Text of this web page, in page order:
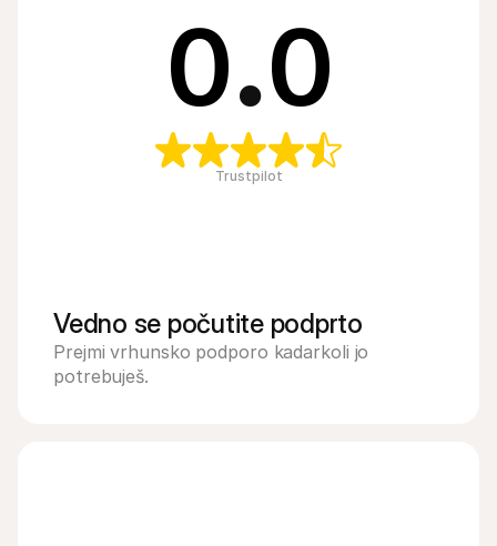
0.0
Trustpilot
Vedno se počutite podprto
Prejmi vrhunsko podporo kadarkoli jo
potrebuješ.